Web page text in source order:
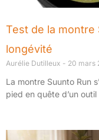
Test de la montre
longévité
Aurélie Dutilleux 20 mars
La montre Suunto Run
pied en quête d’un outil